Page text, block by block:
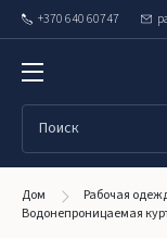
+370 640 60747
Дом Рабочая
Водонепроницаемая